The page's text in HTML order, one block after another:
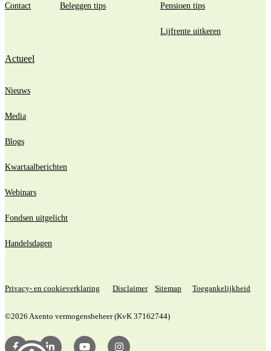
Contact Beleggen tips Pensioen tips
Lijfrente uitkeren
Actueel
Nieuws
Media
Blogs
Kwartaalberichten
Webinars
Fondsen uitgelicht
Handelsdagen
Privacy- en cookieverklaring Disclaimer Sitemap Toegankelijkheid
©2026 Axento vermogensbeheer (KvK 37162744)